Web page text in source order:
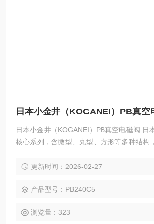
日本小金井（KOGANEI）PB真空
日本小金井（KOGANEI）PB真空电磁阀 日
核心系列，含微型、丸型、方形等多种结构
设计，无卡滞、低泄漏、免润滑，兼具紧凑
准可靠的真空控制解决方案，助力企业优化
更新时间：2026-02-27
产品型号：PB240C5
浏览量：323